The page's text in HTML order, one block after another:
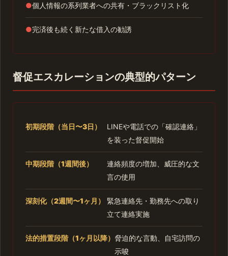
●個人情報の系列業者への共有・ブラックリスト化
●完済後も続く新たな借入の勧誘
督促エスカレーションの典型的パターン
初期段階（当日〜3日）
LINEや電話での「確認連絡」
を装った督促開始
中期段階（1週間後）
連絡頻度の増加、威圧的な文
言の使用
深刻化（2週間〜1ヶ月）
緊急連絡先・勤務先への取り
立て連絡実施
法的措置段階（1ヶ月以降） 脅迫的な言動、自宅訪問の
示唆